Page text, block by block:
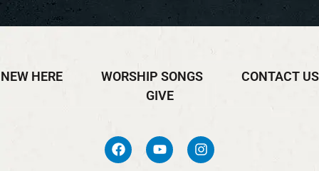
NEW HERE WORSHIP SONGS
CONTACT US
GIVE